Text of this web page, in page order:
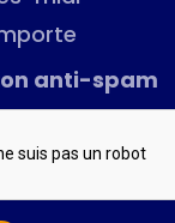
anti-spam